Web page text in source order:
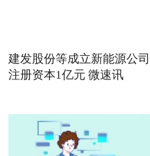
建发股份等成立新能源公司
注册资本1亿元 微速讯